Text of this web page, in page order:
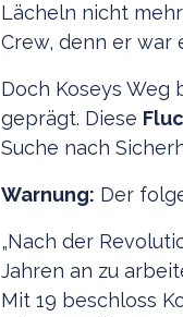
Lächeln nicht
Crew, denn er war
Doch Koseys Weg
geprägt. Diese
Suche nach
Warnung: Der
„Nach der
Jahren an zu
Mit 19 beschloss